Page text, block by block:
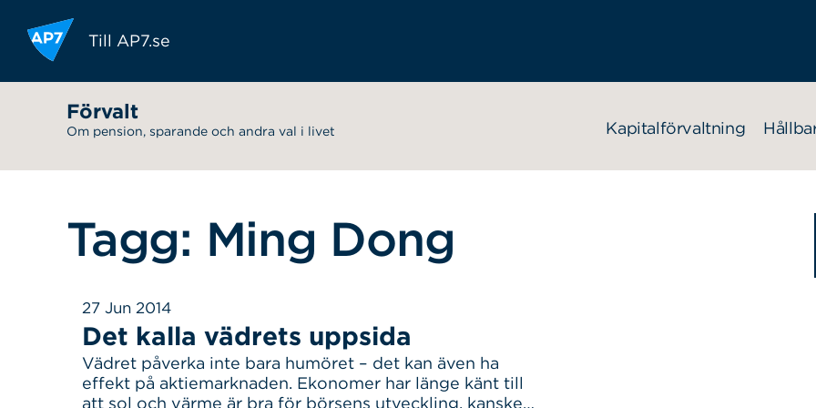
Till AP7.se
Förvalt
Om pension, sparande och andra val i livet Kapitalförvaltning
Tagg: Ming Dong
27 Jun 2014
Det kalla vädrets uppsida
Vädret påverka inte bara humöret – det kan även ha
effekt på aktiemarknaden. Ekonomer har länge känt till
att sol och värme är bra för börsens utveckling, kanske